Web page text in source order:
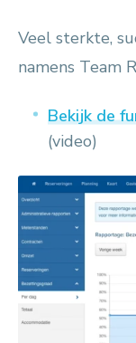
Veel sterkte,
namens Team
Bekijk de
(video)